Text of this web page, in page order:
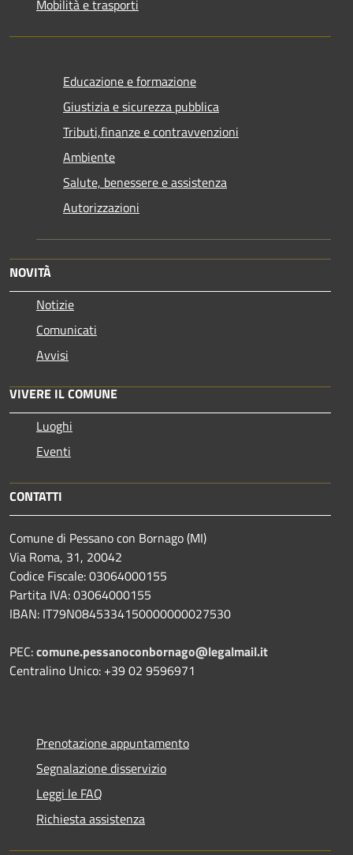
Mobilità e trasporti
Educazione e formazione
Giustizia e sicurezza pubblica
Tributi,finanze e contravvenzioni
Ambiente
Salute, benessere e assistenza
Autorizzazioni
NOVITÀ
Notizie
Comunicati
Avvisi
VIVERE IL COMUNE
Luoghi
Eventi
CONTATTI
Comune di Pessano con Bornago (MI)
Via Roma, 31, 20042
Codice Fiscale: 03064000155
Partita IVA: 03064000155
IBAN: IT79N0845334150000000027530
PEC:comune.pessanoconbornago@legalmail.it
Centralino Unico: +39 02 9596971
Prenotazione appuntamento
Segnalazione disservizio
Leggi le FAQ
Richiesta assistenza